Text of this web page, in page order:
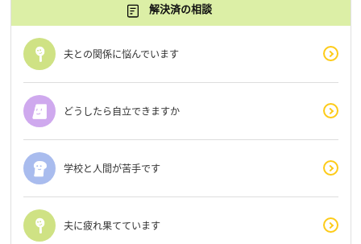
解決済の相談
夫との関係に悩んでいます
どうしたら自立できますか
学校と人間が苦手です
夫に疲れ果てています